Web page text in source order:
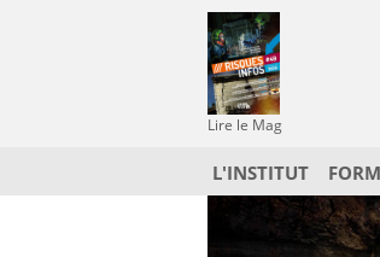
Lire le Mag
L'INSTITUT